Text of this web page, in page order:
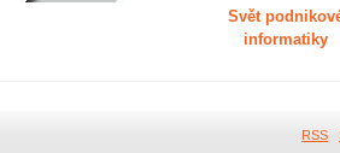
Svět
informatiky
RSS